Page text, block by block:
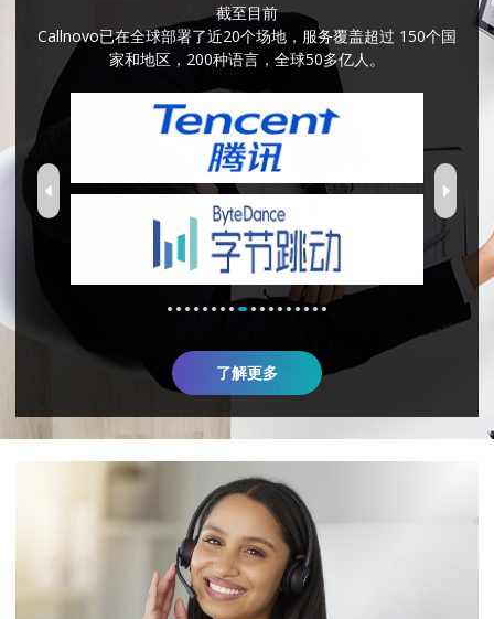
截至目前
Callnovo已在全球部署了近20个场地，服务覆盖超过 150个国
家和地区，200种语言，全球50多亿人。
了解更多